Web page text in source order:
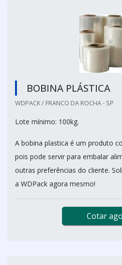
BOBINA PLÁSTICA
WDPACK / FRANCO DA ROCHA - SP
Lote mínimo: 100kg.
A bobina plastica é um produto
pois pode servir para embalar
outras preferências do cliente.
a WDPack agora mesmo!
Cotar